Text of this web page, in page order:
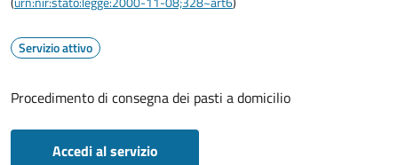
Servizio attivo
Procedimento di consegna dei pasti a domicilio
Accedi al servizio